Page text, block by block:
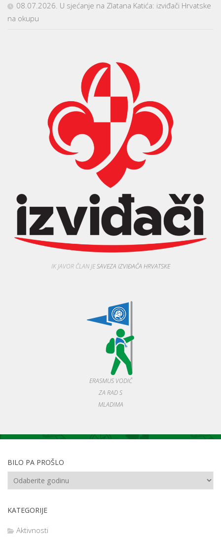
08.07.2026. U sjećanje na Zlatana Katića: izviđači Hrvatske
na okupu
IK JAVOR ČLAN JESAVEZA IZVIĐAČA HRVATSKE
ERASMUS VODIČ
ZA RAD S
MLADIMA
BILO PA PROŠLO
KATEGORIJE
Aktivnosti